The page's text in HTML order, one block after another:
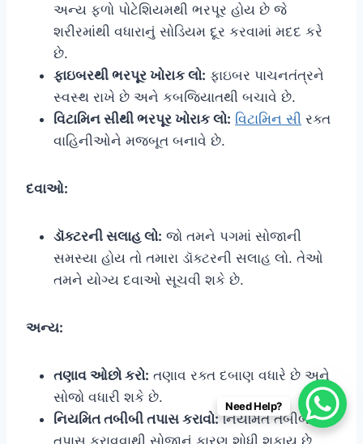
અન્ય ફળો પોટેશિયમથી ભરપૂર હોય છે જે
શરીરમાંથી વધારાનું સોડિયમ દૂર કરવામાં મદદ કરે
છે.
ફાઇબરથી ભરપૂર ખોરાક લો: ફાઇબર પાચનતંત્રને
સ્વસ્થ રાખે છે અને કબજિયાતથી બચાવે છે.
વિટામિન સીથી ભરપૂર ખોરાક લો: વિટામિન સી રક્ત
વાહિનીઓને મજબૂત બનાવે છે.
દવાઓ:
ડૉક્ટરની સલાહ લો: જો તમને પગમાં સોજાની
સમસ્યા હોય તો તમારા ડૉક્ટરની સલાહ લો. તેઓ
તમને યોગ્ય દવાઓ સૂચવી શકે છે.
અન્ય:
તણાવ ઓછો કરો: તણાવ રક્ત દબાણ વધારે છે અને
સોજો વધારી શકે છે.
નિયમિત તબીબી તપાસ કરાવો:નિયમિત તબીબી
તપાસ કરાવવાથી સોજાનું કારણ શોધી શકાય છે
Need Help?